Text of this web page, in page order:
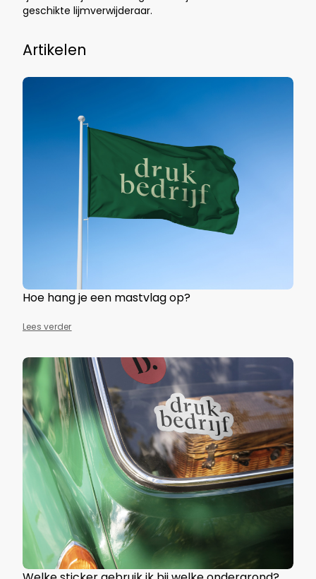
geschikte lijmverwijderaar.
Artikelen
Hoe hang je een mastvlag op?
Lees verder